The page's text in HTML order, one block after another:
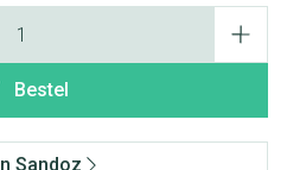
Bestel
Sandoz